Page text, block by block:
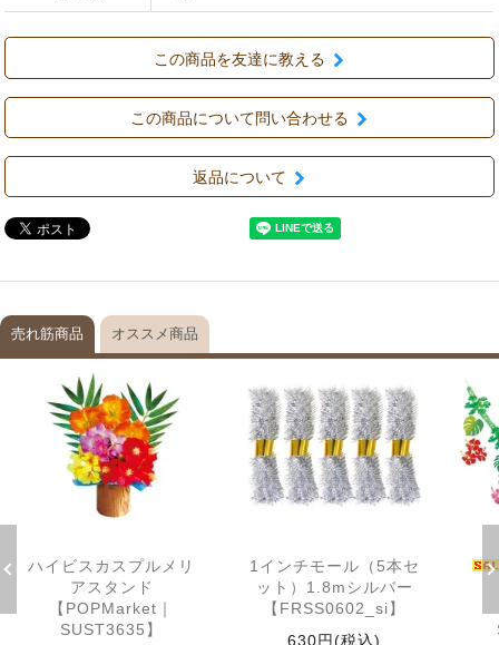
この商品を友達に教える
この商品について問い合わせる
返品について
売れ筋商品 オススメ商品
ハイビスカスプルメリ
アスタンド
【POPMarket｜
SUST3635】
1インチモール（5本セ
ット）1.8mシルバー
【FRSS0602_si】
630円(税込)